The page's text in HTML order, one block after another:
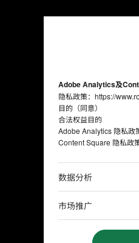
Adobe Analytics及
隐私政策： https://
目的（同意）
合法权益目的
Adobe Analytics 隐私政
Content Square 隐私政策
数据分析
市场推广